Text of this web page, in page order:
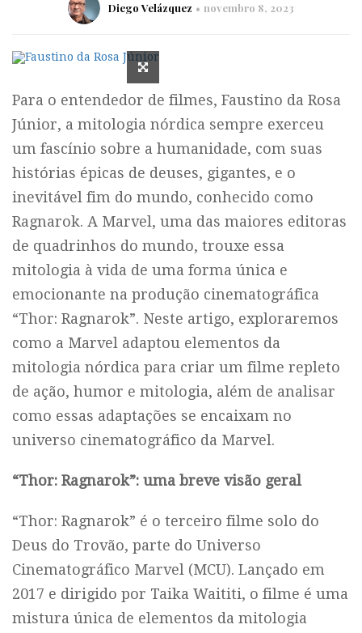
Diego Velázquez novembro 8, 2023
Para o entendedor de filmes, Faustino da Rosa
Júnior, a mitologia nórdica sempre exerceu
um fascínio sobre a humanidade, com suas
histórias épicas de deuses, gigantes, e o
inevitável fim do mundo, conhecido como
Ragnarok. A Marvel, uma das maiores editoras
de quadrinhos do mundo, trouxe essa
mitologia à vida de uma forma única e
emocionante na produção cinematográfica
“Thor: Ragnarok”. Neste artigo, exploraremos
como a Marvel adaptou elementos da
mitologia nórdica para criar um filme repleto
de ação, humor e mitologia, além de analisar
como essas adaptações se encaixam no
universo cinematográfico da Marvel.
“Thor: Ragnarok”: uma breve visão geral
“Thor: Ragnarok” é o terceiro filme solo do
Deus do Trovão, parte do Universo
Cinematográfico Marvel (MCU). Lançado em
2017 e dirigido por Taika Waititi, o filme é uma
mistura única de elementos da mitologia